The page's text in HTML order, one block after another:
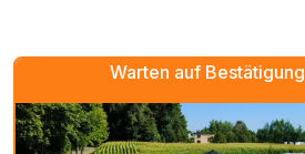
Warten auf Bestätigung